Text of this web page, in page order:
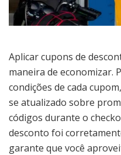
Aplicar cupons de
maneira de economizar.
condições de cada
se atualizado sobre
códigos durante o
desconto foi
garante que você